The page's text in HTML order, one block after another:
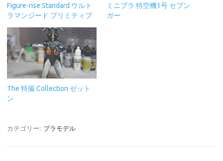
Figure-rise Standard ウルト
ラマンジード プリミティブ
ミニプラ 特空機1号 セブン
ガー
The 特撮 Collection ゼット
ン
カテゴリー: プラモデル